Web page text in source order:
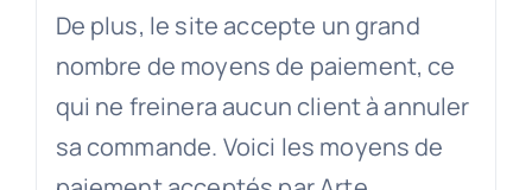
De plus, le site accepte un grand
nombre de moyens de paiement, ce
qui ne freinera aucun client à annuler
sa commande. Voici les moyens de